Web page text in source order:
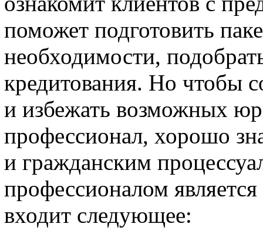
поможет подготовить
необходимости,
кредитования. Но чтобы
и избежать возможных
профессионал, хорошо
и гражданским
профессионалом
входит следующее: